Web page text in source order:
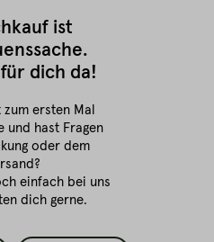
ist
dich da!
ersten Mal
und hast Fragen
oder dem
einfach bei uns
dich gerne.